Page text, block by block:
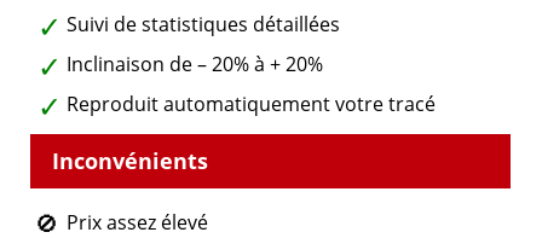
Suivi de statistiques détaillées
Inclinaison de – 20% à + 20%
Reproduit automatiquement votre tracé
Prix assez élevé